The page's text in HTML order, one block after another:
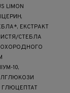
LIMON
ЕКСТРАКТ
СТЕБЛА
10,
ГЛЮЦЕПТАТ